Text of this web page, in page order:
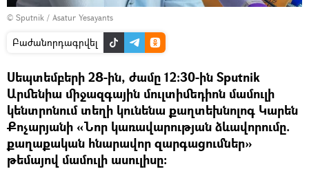
© Sputnik / Asatur Yesayants
Բաժանորդագրվել
Սեպտեմբերի 28-ին, ժամը 12։30-ին Sputnik
Արմենիա միջազգային մուլտիմեդիոն մամուլի
կենտրոնում տեղի կունենա քաղտեխնոլոգ Կարեն
Քոչարյանի «Նոր կառավարության ձևավորումը.
քաղաքական հնարավոր զարգացումներ»
թեմայով մամուլի ասուլիսը։